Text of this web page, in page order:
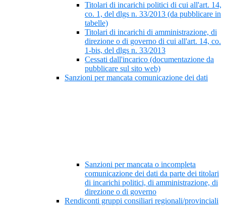
Titolari di incarichi politici di cui all'art. 14,
co. 1, del dlgs n. 33/2013 (da pubblicare in
tabelle)
Titolari di incarichi di amministrazione, di
direzione o di governo di cui all'art. 14, co.
1-bis, del dlgs n. 33/2013
Cessati dall'incarico (documentazione da
pubblicare sul sito web)
Sanzioni per mancata comunicazione dei dati
Sanzioni per mancata o incompleta
comunicazione dei dati da parte dei titolari
di incarichi politici, di amministrazione, di
direzione o di governo
Rendiconti gruppi consiliari regionali/provinciali